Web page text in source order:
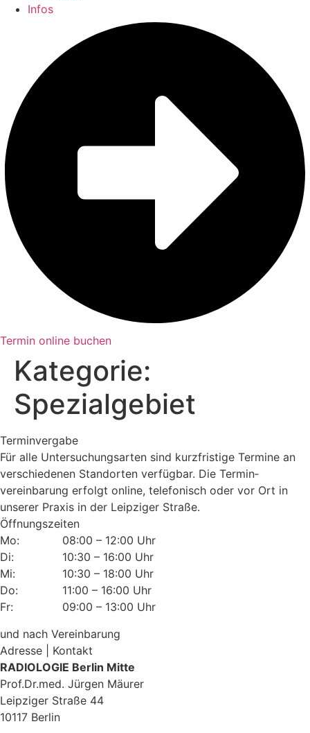
Infos
Termin online buchen
Kategorie:
Spezialgebiet
Terminvergabe
Für alle Untersuchungsarten sind kurzfristige Termine an
verschiedenen Standorten verfügbar. Die Termin­
vereinbarung erfolgt online, telefonisch oder vor Ort in
unserer Praxis in der Leipziger Straße.
Öffnungszeiten
Mo:
08:00 – 12:00 Uhr
Di:
10:30 – 16:00 Uhr
Mi:
10:30 – 18:00 Uhr
Do:
11:00 – 16:00 Uhr
Fr:
09:00 – 13:00 Uhr
und nach Vereinbarung
Adresse | Kontakt
RADIOLOGIE Berlin Mitte
Prof.Dr.med. Jürgen Mäurer
Leipziger Straße 44
10117 Berlin